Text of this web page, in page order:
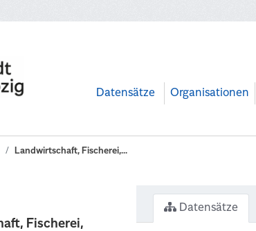
Datensätze Organisationen
Landwirtschaft, Fischerei,...
Fischerei,
Datensätze